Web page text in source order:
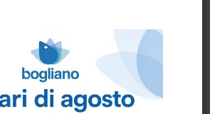
PRONTA CONSEGNA